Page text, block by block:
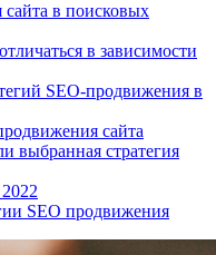
в поисковых
в зависимости
SEO-продвижения в
сайта
выбранная стратегия
SEO продвижения